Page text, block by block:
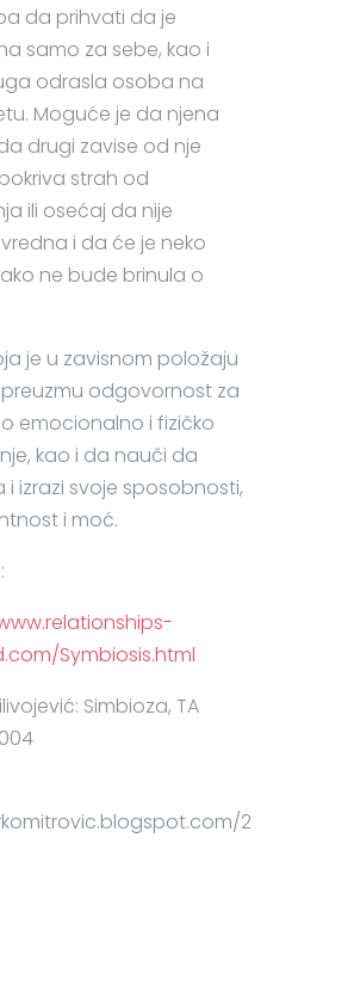
da prihvati da je
samo za sebe, kao i
odrasla osoba na
Moguće je da njena
drugi zavise od nje
strah od
ili osećaj da nije
i da će je neko
ne bude brinula o
je u zavisnom položaju
odgovornost za
emocionalno i fizičko
kao i da nauči da
i izrazi svoje sposobnosti,
i moć.
Symbiosis.html
Simbioza, TA
2